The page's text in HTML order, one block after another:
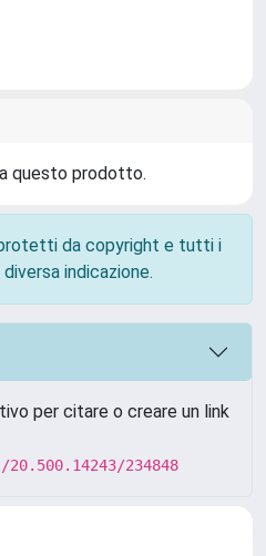
questo prodotto.
da copyright e tutti i
indicazione.
per citare o creare un link
234848